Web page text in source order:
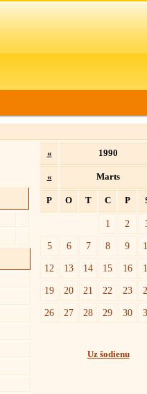
« 1990
« Marts
P O T C P
1 2
5
6 7 8 9
12
13 14 15 16
19
20 21 22 23
26
27 28 29 30
Uz šodienu